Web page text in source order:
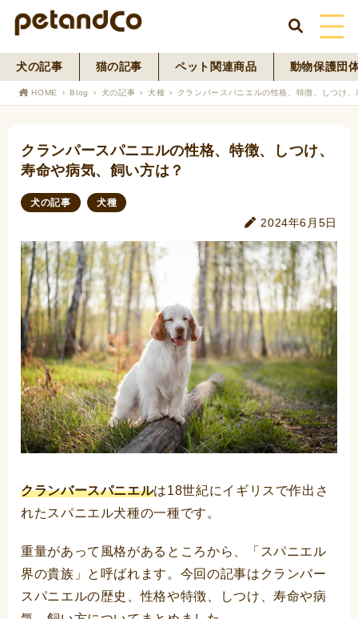
HOME
News
寄付活動
犬の記事 猫の記事 ペット関連商品 動物保護団
HOME Blog 犬の記事 犬種 クランパースパニエルの性格、特徴、しつけ
クランパースパニエルの性格、特徴、しつけ、
寿命や病気、飼い方は？
犬の記事 犬種
2024年6月5日
クランバースパニエルは18世紀にイギリスで作出さ
れたスパニエル犬種の一種です。
重量があって風格があるところから、「スパニエル
界の貴族」と呼ばれます。今回の記事はクランバー
スパニエルの歴史、性格や特徴、しつけ、寿命や病